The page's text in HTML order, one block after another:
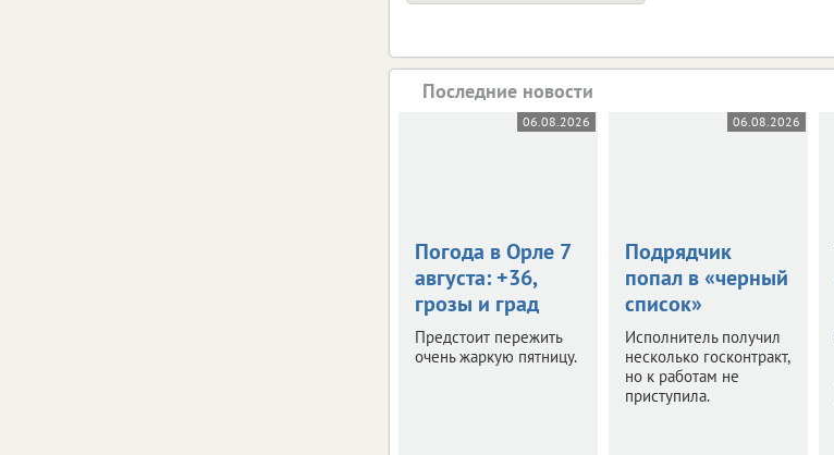
Последние новости
06.08.2026
Погода в Орле 7
августа: +36,
грозы и град
Предстоит пережить
очень жаркую пятницу.
06.08.2026
Подрядчик
попал в «черный
список»
Исполнитель получил
несколько госконтракт,
но к работам не
приступила.